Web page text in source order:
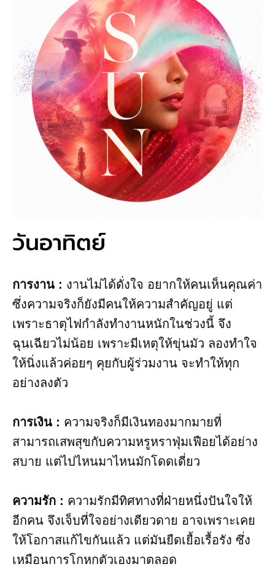
วันอาทิตย์
การงาน​ : งานไม่ได้ดั่งใจ อยากให้คนเห็นคุณค่า
ซึ่งความจริงก็ยังมีคนให้ความสำคัญอยู่ แต่
เพราะธาตุไฟกำลังทำงานหนักในช่วงนี้ จึง
ฉุนเฉียวไม่น้อย เพราะมีเหตุให้ขุ่นมัว ลองทำใจ
ให้นิ่งแล้วค่อยๆ คุยกับผู้ร่วมงาน จะทำให้ทุก
อย่างลงตัว
การเงิน : ความจริงก็มีเงินทองมากมายที่
สามารถเสพสุขกับความหรูหราฟุ่มเฟือยได้อย่าง
สบาย แต่ไปไหนมาไหนมักโดดเดี่ยว
ความรัก : ความรักมีทิศทางที่ฝ่ายหนึ่งปันใจให้
อีกคน จึงเจ็บที่ใจอย่างเดียวดาย อาจเพราะเคย
ให้โอกาสแก้ไขกันแล้ว แต่มันยืดเยื้อเรื้อรัง ซึ่ง
เหมือนการโกหกตัวเองมาตลอด